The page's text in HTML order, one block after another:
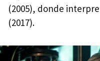
(2005), donde
(2017).